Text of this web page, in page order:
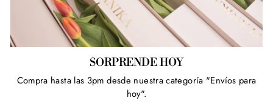
SORPRENDE HOY
Compra hasta las 3pm desde nuestra categoría "Envíos para
hoy".